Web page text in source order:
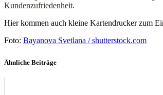
Kundenzufriedenheit.
Hier kommen auch kleine Kartendrucker zum
Foto: Bayanova Svetlana / shutterstock.com
Ähnliche Beiträge